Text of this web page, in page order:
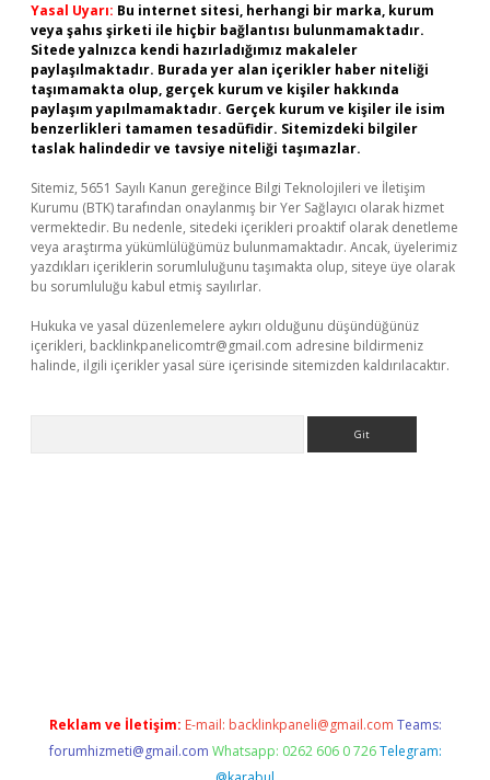
Yasal Uyarı: Bu internet sitesi, herhangi bir marka, kurum
veya şahıs şirketi ile hiçbir bağlantısı bulunmamaktadır.
Sitede yalnızca kendi hazırladığımız makaleler
paylaşılmaktadır. Burada yer alan içerikler haber niteliği
taşımamakta olup, gerçek kurum ve kişiler hakkında
paylaşım yapılmamaktadır. Gerçek kurum ve kişiler ile isim
benzerlikleri tamamen tesadüfidir. Sitemizdeki bilgiler
taslak halindedir ve tavsiye niteliği taşımazlar.
Sitemiz, 5651 Sayılı Kanun gereğince Bilgi Teknolojileri ve İletişim
Kurumu (BTK) tarafından onaylanmış bir Yer Sağlayıcı olarak hizmet
vermektedir. Bu nedenle, sitedeki içerikleri proaktif olarak denetleme
veya araştırma yükümlülüğümüz bulunmamaktadır. Ancak, üyelerimiz
yazdıkları içeriklerin sorumluluğunu taşımakta olup, siteye üye olarak
bu sorumluluğu kabul etmiş sayılırlar.
Hukuka ve yasal düzenlemelere aykırı olduğunu düşündüğünüz
içerikleri, backlinkpanelicomtr@gmail.com adresine bildirmeniz
halinde, ilgili içerikler yasal süre içerisinde sitemizden kaldırılacaktır.
Reklam ve İletişim: E-mail: backlinkpaneli@gmail.com Teams:
forumhizmeti@gmail.com Whatsapp: 0262 606 0 726 Telegram: